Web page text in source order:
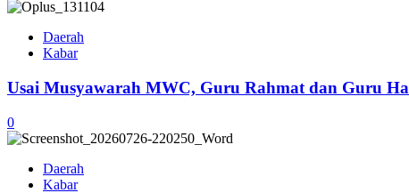
Daerah
Kabar
Usai Musyawarah MWC, Guru Rahmat dan Guru
0
Daerah
Kabar